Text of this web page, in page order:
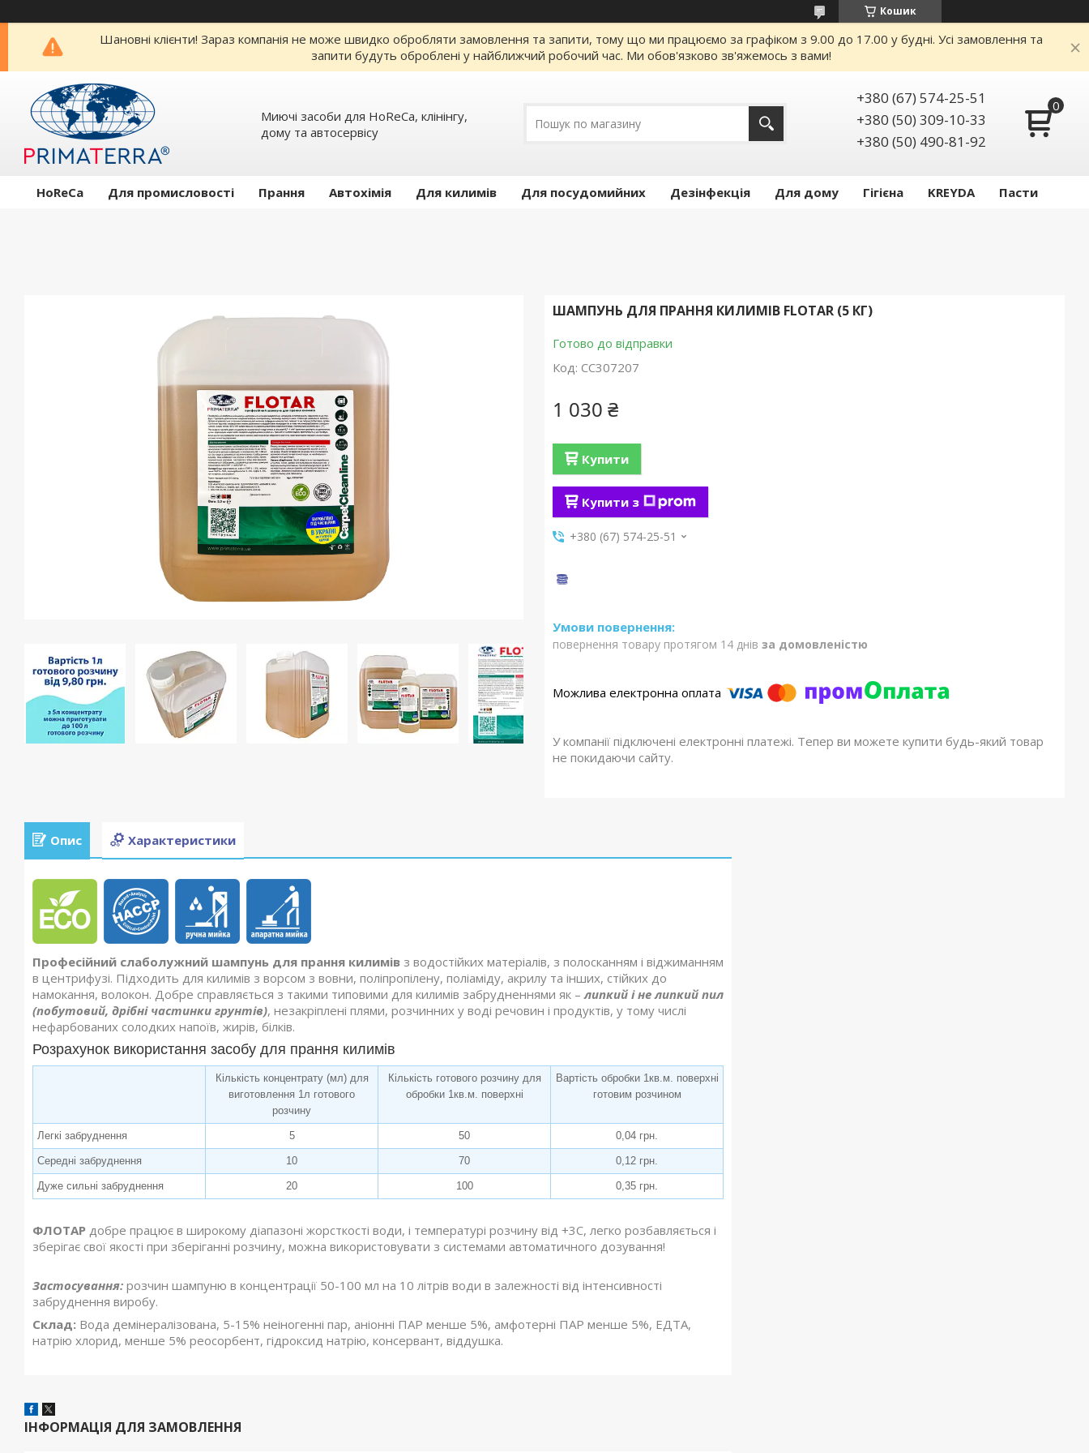
Кошик
Шановні клієнти! Зараз компанія не може швидко обробляти замовлення та запити, тому що ми працюємо за графіком з 9.00 до 17.00 у будні. Усі замовлення та
запити будуть оброблені у найближчий робочий час. Ми обов'язково зв'яжемось з вами!
Миючi засоби для HoReCa, клінінгу,
дому та автосервiсу
+380 (67) 574-25-51
+380 (50) 309-10-33
+380 (50) 490-81-92
HoReCa Для промисловості Прання Автохімія Для килимів Для посудомийних Дезінфекція Для дому Гігієна KREYDA Пасти
ШАМПУНЬ ДЛЯ ПРАННЯ КИЛИМІВ FLOTAR (5 КГ)
Готово до відправки
Код: CC307207
1 030 ₴
Купити
Купити з
+380 (67) 574-25-51
повернення товару протягом 14 днів за домовленістю
У компанії підключені електронні платежі. Тепер ви можете купити будь-який товар
не покидаючи сайту.
Опис Характеристики
Професійний слаболужний шампунь для прання килимів з водостійких матеріалів, з полосканням і віджиманням
в центрифузі. Підходить для килимів з ворсом з вовни, поліпропілену, поліаміду, акрилу та інших, стійких до
намокання, волокон. Добре справляється з такими типовими для килимів забрудненнями як –липкий і не липкий пил
(побутовий, дрібні частинки грунтів), незакріплені плями, розчинних у воді речовин і продуктів, у тому числі
нефарбованих солодких напоїв, жирів, білків.
Розрахунок використання засобу для прання килимів
Кількість концентрату (мл) для
виготовлення 1л готового
розчину
Кількість готового розчину для
обробки 1кв.м. поверхні
Вартість обробки 1кв.м. поверхні
готовим розчином
Легкі забруднення 5 50 0,04 грн.
Середні забруднення 10 70 0,12 грн.
Дуже сильні забруднення 20 100 0,35 грн.
ФЛОТАР добре працює в широкому діапазоні жорсткості води, і температурі розчину від +3C, легко розбавляється і
зберігає свої якості при зберіганні розчину, можна використовувати з системами автоматичного дозування!
Застосування: розчин шампуню в концентрації 50-100 мл на 10 літрів води в залежності від інтенсивності
забруднення виробу.
Склад: Вода демінералізована, 5-15% неіногенні пар, аніонні ПАР менше 5%, амфотерні ПАР менше 5%, ЕДТА,
натрію хлорид, менше 5% реосорбент, гідроксид натрію, консервант, віддушка.
ІНФОРМАЦІЯ ДЛЯ ЗАМОВЛЕННЯ